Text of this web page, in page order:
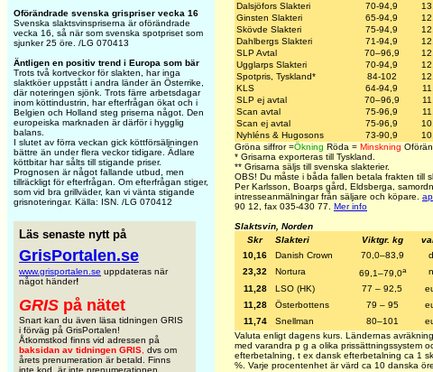
Oförändrade svenska grispriser vecka 16
Svenska slaktsvinspriserna är oförändrade
vecka 16, så när som svenska spotpriset som
sjunker 25 öre. /LG 070413
Äntligen en positiv trend i Europa som bär
Trots två kortveckor för slakten, har inga
slaktköer uppstått i andra länder än Österrike,
där noteringen sjönk. Trots färre arbetsdagar
inom köttindustrin, har efterfrågan ökat och i
Belgien och Holland steg priserna något. Den
europeiska marknaden är därför i hygglig
balans.
I slutet av förra veckan gick köttförsäljningen
bättre än under flera veckor tidigare. Ädlare
köttbitar har sålts till stigande priser.
Prognosen är något fallande utbud, men
tillräckligt för efterfrågan. Om efterfrågan stiger,
som vid bra grillväder, kan vi vänta stigande
grisnoteringar. Källa: ISN. /LG 070412
Läs senaste nytt på
GrisPortalen.se
www.grisportalen.se uppdateras när
något händer!
GRIS på nätet
Snart kan du även läsa tidningen GRIS
i förväg på GrisPortalen!
Åtkomstkod finns vid adressen på
baksidan av tidningen GRIS dvs om
årets prenumeration är betald. Finns
inte kod, är inte prenumerationen
Dalsjöfors Slakteri
70-94,9
Ginsten Slakteri
65-94,9
Skövde Slakteri
75-94,9
Dahlbergs Slakteri
71-94,9
SLPAvtal 70–96,9
Ugglarps Slakteri
70-94,9
Spotpris, Tyskland*
84-102
KLS
64-94,9
SLP ej avtal
70–96,9
Scan avtal 75-96,9
Scan ej avtal
75-96,9
Nyhléns & Hugosons
73-90,9
Gröna siffror =Ökning Röda = Minskning
* Grisarna exporteras till Tyskland.
** Grisarna säljs till svenska slakterier.
OBS! Du måste i båda fallen betala frakten till
Per Karlsson, Boarps gård, Eldsberga,
intresseanmälningar från säljare och köpare.
90 12, fax 035-430 77. Mer info
Slaktsvin, Norden
Skr
Slakteri Viktgr. kg
10,16
Danish Crown 70,0–83,9
23,32
Nortura 69,1–79,0a
11,28
LSO (HK) 77 – 92,5
11,28
Österbottens 79 – 95
11,74
Snellman 80–101
Valuta enligt dagens kurs. Ländernas
med varandra p g a olika prissättningssystem
efterbetalning, t ex dansk efterbetalning ca 1
%. Varje procentenhet är värd ca 10 danska öre.